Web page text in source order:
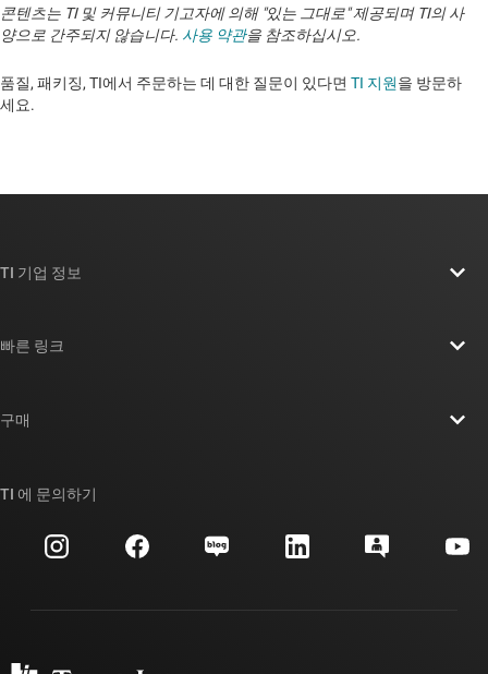
콘텐츠는 TI 및 커뮤니티 기고자에 의해 "있는 그대로" 제공되며 TI의 사
양으로 간주되지 않습니다. 사용 약관을 참조하십시오.
품질, 패키징, TI에서 주문하는 데 대한 질문이 있다면 TI 지원을 방문하
세요. ​​​​​​​​​​​​​​
TI 기업 정보
투자 관계
제조
빠른 링크
대체품 검색
고객 지원 센터
구매
주문 FAQ
TI 에 문의하기